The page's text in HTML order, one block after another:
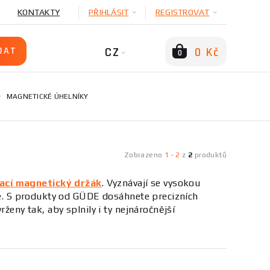
KONTAKTY PŘIHLÁSIT REGISTROVAT
CZ 0 0 Kč
MAGNETICKÉ ÚHELNÍKY
Zobrazeno 1 -2 z 2 produktů
magnetický držák. Vyznávají se vysokou
produkty od GÜDE dosáhnete precizních
tak, aby splnily i ty nejnáročnější
Díky jejich silnému magnetickému poli